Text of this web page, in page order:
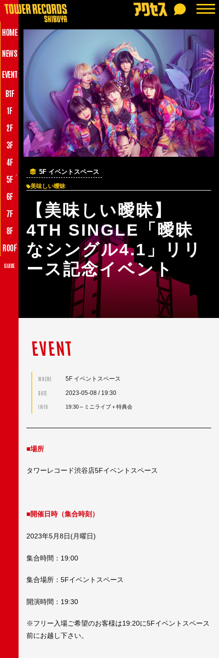
HOME
NEWS
EVENT
B1F
1F
2F
3F
4F
5F
♪
6F
7F
8F
ROOF♪
GUIDE
5F イベントスペース
美味しい曖昧
【美味しい曖昧】
4TH SINGLE「曖昧
なシングル4.1」リリ
ース記念イベント
EVENT
WHERE 5F イベントスペース
DATE 2023-05-08 / 19:30
INFO 19:30～ミニライブ＋特典会
■場所
タワーレコード渋谷店5Fイベントスペース
■開催日時（集合時刻）
2023年5月8日(月曜日)
集合時間：19:00
集合場所：5Fイベントスペース
開演時間：19:30
※フリー入場ご希望のお客様は19:20に5Fイベントスペース
前にお越し下さい。